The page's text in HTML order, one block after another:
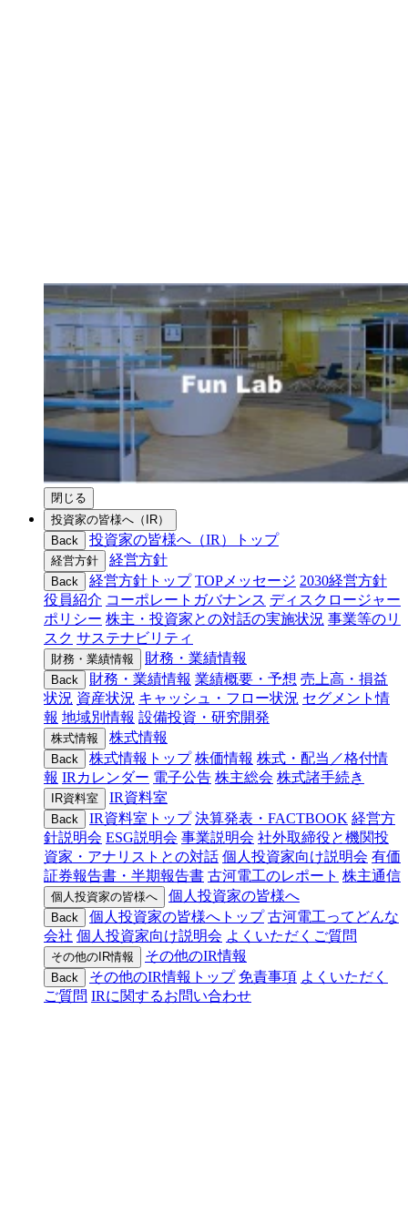
閉じる
投資家の皆様へ（IR）
Back
投資家の皆様へ（IR）トップ
経営方針 経営方針
Back 経営方針トップ TOPメッセージ 2030経営方針
役員紹介 コーポレートガバナンス ディスクロージャー
ポリシー 株主・投資家との対話の実施状況 事業等のリ
スク サステナビリティ
財務・業績情報 財務・業績情報
Back 財務・業績情報 業績概要・予想 売上高・損益
状況 資産状況 キャッシュ・フロー状況 セグメント情
報 地域別情報 設備投資・研究開発
株式情報 株式情報
Back 株式情報トップ 株価情報 株式・配当／格付情
報 IRカレンダー 電子公告 株主総会 株式諸手続き
IR資料室 IR資料室
Back IR資料室トップ 決算発表・FACTBOOK 経営方
針説明会 ESG説明会 事業説明会 社外取締役と機関投
資家・アナリストとの対話 個人投資家向け説明会 有価
証券報告書・半期報告書 古河電工のレポート 株主通信
個人投資家の皆様へ 個人投資家の皆様へ
Back 個人投資家の皆様へトップ 古河電工ってどんな
会社 個人投資家向け説明会 よくいただくご質問
その他のIR情報 その他のIR情報
Back その他のIR情報トップ 免責事項 よくいただく
ご質問 IRに関するお問い合わせ